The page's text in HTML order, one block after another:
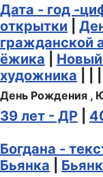
Дата - год -
открытки
гражданской
ёжика
художника
День Рождения ,
39 лет - ДР
Богдана -
Бьянка